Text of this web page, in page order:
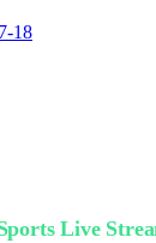
18
Live